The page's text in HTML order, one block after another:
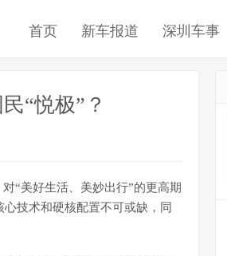
首页 新车报道 深圳车事
“悦极”？
“美好生活、美妙出行”的更高期
技术和硬核配置不可或缺，同